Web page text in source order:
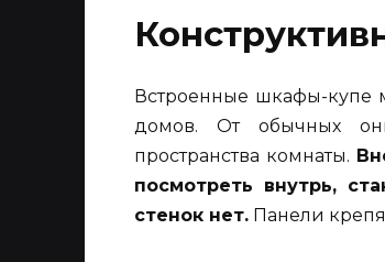
Встроенные шкафы-купе
домов. От обычных
пространства комнаты.
посмотреть внутрь,
стенок нет. Панели